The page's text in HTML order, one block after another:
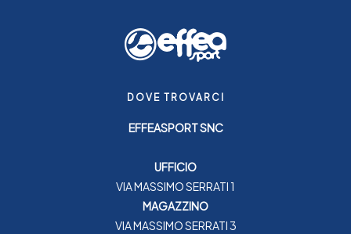
DOVE TROVARCI
EFFEASPORT SNC
UFFICIO
VIA MASSIMO SERRATI 1
MAGAZZINO
VIA MASSIMO SERRATI 3